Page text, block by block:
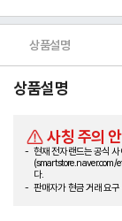
상품설명
상품설명
사칭 주의
현재 전자랜드는 공식
(smartstore.naver.com/
다.
판매자가 현금 거래 요